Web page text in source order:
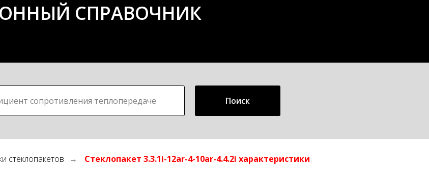
СПРАВОЧНИК
Поиск
стеклопакетов → Стеклопакет 3.3.1i-12ar-4-10ar-4.4.2i характеристики